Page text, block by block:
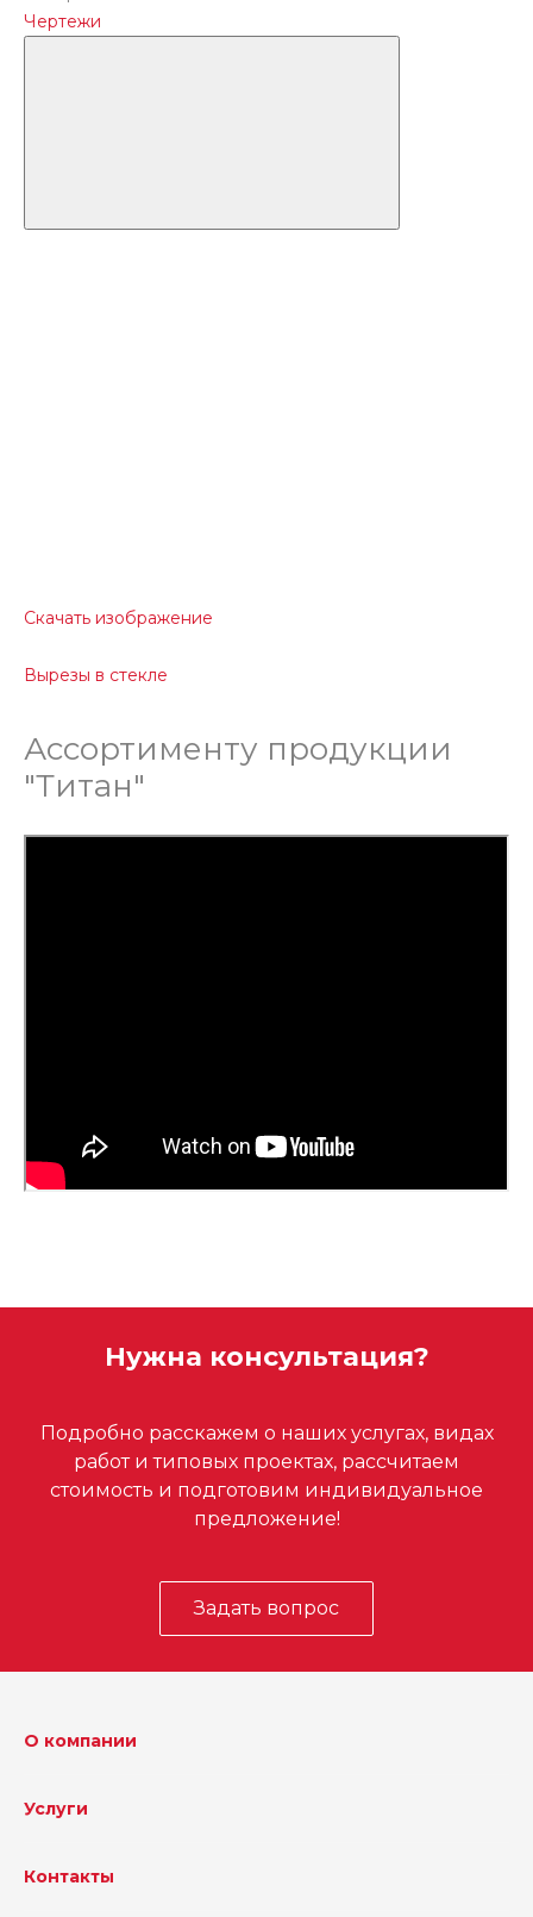
Чертежи
Скачать изображение
Вырезы в стекле
Ассортименту продукции
"Титан"
Нужна консультация?
Подробно расскажем о наших услугах, видах
работ и типовых проектах, рассчитаем
стоимость и подготовим индивидуальное
предложение!
Задать вопрос
О компании
Услуги
Контакты